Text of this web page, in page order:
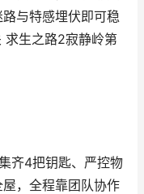
与特感埋伏即可稳
求生之路2寂静岭第
齐4把钥匙、严控物
，全程靠团队协作